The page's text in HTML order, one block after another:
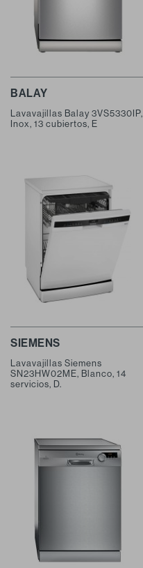
BALAY
Lavavajillas Balay 3VS5330IP,
Inox, 13 cubiertos, E
SIEMENS
Lavavajillas Siemens
SN23HW02ME, Blanco, 14
servicios, D.